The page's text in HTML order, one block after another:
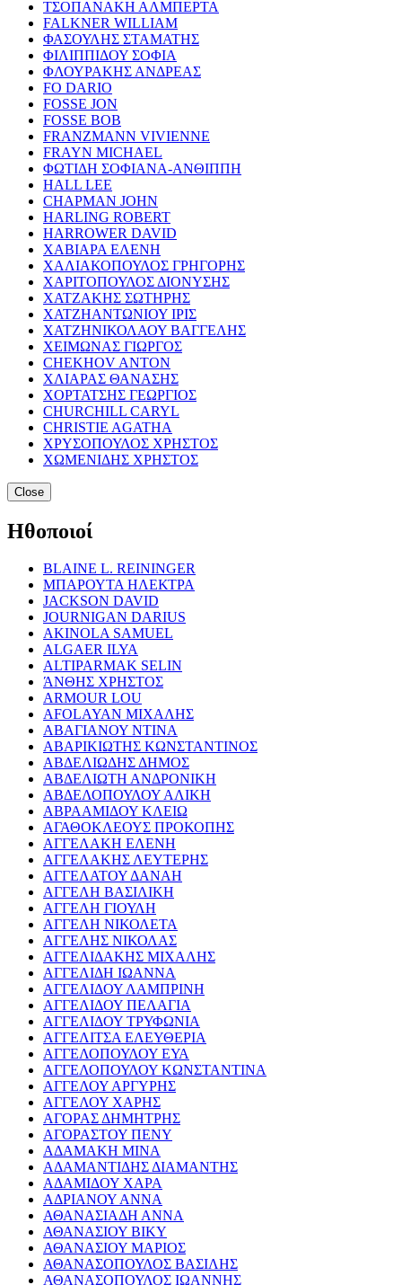
ΤΣΟΠΑΝΑΚΗ ΑΛΜΠΕΡΤΑ
FALKNER WILLIAM
ΦΑΣΟΥΛΗΣ ΣΤΑΜΑΤΗΣ
ΦΙΛΙΠΠΙΔΟΥ ΣΟΦΙΑ
ΦΛΟΥΡΑΚΗΣ ΑΝΔΡΕΑΣ
FO DARIO
FOSSE JON
FOSSE BOB
FRANZMANN VIVIENNE
FRAYN MICHAEL
ΦΩΤΙΔΗ ΣΟΦΙΑΝΑ-ΑΝΘΙΠΠΗ
HALL LEE
CHAPMAN JOHN
HARLING ROBERT
HARROWER DAVID
ΧΑΒΙΑΡΑ ΕΛΕΝΗ
ΧΑΛΙΑΚΟΠΟΥΛΟΣ ΓΡΗΓΟΡΗΣ
ΧΑΡΙΤΟΠΟΥΛΟΣ ΔΙΟΝΥΣΗΣ
ΧΑΤΖΑΚΗΣ ΣΩΤΗΡΗΣ
ΧΑΤΖΗΑΝΤΩΝΙΟΥ ΙΡΙΣ
ΧΑΤΖΗΝΙΚΟΛΑΟΥ ΒΑΓΓΕΛΗΣ
ΧΕΙΜΩΝΑΣ ΓΙΩΡΓΟΣ
CHEKHOV ANTON
ΧΛΙΑΡΑΣ ΘΑΝΑΣΗΣ
ΧΟΡΤΑΤΣΗΣ ΓΕΩΡΓΙΟΣ
CHURCHILL CARYL
CHRISTIE AGATHA
ΧΡΥΣΟΠΟΥΛΟΣ ΧΡΗΣΤΟΣ
ΧΩΜΕΝΙΔΗΣ ΧΡΗΣΤΟΣ
Close
Ηθοποιοί
BLAINE L. REININGER
ΜΠΑΡΟΥΤΑ ΗΛΕΚΤΡΑ
JACKSON DAVID
JOURNIGAN DARIUS
AKINOLA SAMUEL
ALGAER ILYA
ALTIPARMAK SELIN
ΆΝΘΗΣ ΧΡΗΣΤΟΣ
ARMOUR LOU
AFOLAYAN ΜΙΧΑΛΗΣ
ΑΒΑΓΙΑΝΟΥ ΝΤΙΝΑ
ΑΒΑΡΙΚΙΩΤΗΣ ΚΩΝΣΤΑΝΤΙΝΟΣ
ΑΒΔΕΛΙΩΔΗΣ ΔΗΜΟΣ
ΑΒΔΕΛΙΩΤΗ ΑΝΔΡΟΝΙΚΗ
ΑΒΔΕΛΟΠΟΥΛΟΥ ΑΛΙΚΗ
ΑΒΡΑΑΜΙΔΟΥ ΚΛΕΙΩ
ΑΓΑΘΟΚΛΕΟΥΣ ΠΡΟΚΟΠΗΣ
ΑΓΓΕΛΑΚΗ ΕΛΕΝΗ
ΑΓΓΕΛΑΚΗΣ ΛΕΥΤΕΡΗΣ
ΑΓΓΕΛΑΤΟΥ ΔΑΝΑΗ
ΑΓΓΕΛΗ ΒΑΣΙΛΙΚΗ
ΑΓΓΕΛΗ ΓΙΟΥΛΗ
ΑΓΓΕΛΗ ΝΙΚΟΛΕΤΑ
ΑΓΓΕΛΗΣ ΝΙΚΟΛΑΣ
ΑΓΓΕΛΙΔΑΚΗΣ ΜΙΧΑΛΗΣ
ΑΓΓΕΛΙΔΗ ΙΩΑΝΝΑ
ΑΓΓΕΛΙΔΟΥ ΛΑΜΠΡΙΝΗ
ΑΓΓΕΛΙΔΟΥ ΠΕΛΑΓΙΑ
ΑΓΓΕΛΙΔΟΥ ΤΡΥΦΩΝΙΑ
ΑΓΓΕΛΙΤΣΑ ΕΛΕΥΘΕΡΙΑ
ΑΓΓΕΛΟΠΟΥΛΟΥ ΕΥΑ
ΑΓΓΕΛΟΠΟΥΛΟΥ ΚΩΝΣΤΑΝΤΙΝΑ
ΑΓΓΕΛΟΥ ΑΡΓΥΡΗΣ
ΑΓΓΕΛΟΥ ΧΑΡΗΣ
ΑΓΟΡΑΣ ΔΗΜΗΤΡΗΣ
ΑΓΟΡΑΣΤΟΥ ΠΕΝΥ
ΑΔΑΜΑΚΗ ΜΙΝΑ
ΑΔΑΜΑΝΤΙΔΗΣ ΔΙΑΜΑΝΤΗΣ
ΑΔΑΜΙΔΟΥ ΧΑΡΑ
ΑΔΡΙΑΝΟΥ ΑΝΝΑ
ΑΘΑΝΑΣΙΑΔΗ ΑΝΝΑ
ΑΘΑΝΑΣΙΟΥ ΒΙΚΥ
ΑΘΑΝΑΣΙΟΥ ΜΑΡΙΟΣ
ΑΘΑΝΑΣΟΠΟΥΛΟΣ ΒΑΣΙΛΗΣ
ΑΘΑΝΑΣΟΠΟΥΛΟΣ ΙΩΑΝΝΗΣ